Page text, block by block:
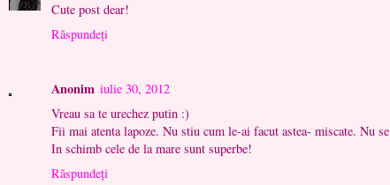
Cute post dear!
Răspundeți
Anonim iulie 30, 2012
Vreau sa te urechez putin :)
Fii mai atenta lapoze. Nu stiu cum le-ai facut astea- miscate. Nu
In schimb cele de la mare sunt superbe!
Răspundeți